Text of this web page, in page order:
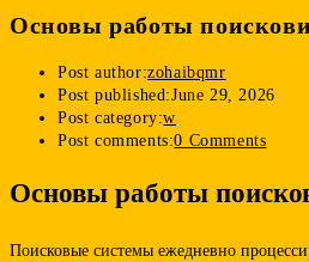
Основы работы
Post author:zohaibqmr
Post published:June 29, 2026
Post category:w
Post comments:0 Comments
Основы работы
Поисковые системы ежедневно